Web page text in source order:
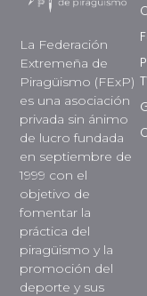
La Federación
Extremeña de
Piragüismo (FExP)
es una asociación
privada sin ánimo
de lucro fundada
en septiembre de
1999 con el
objetivo de
fomentar la
práctica del
piragüismo y la
promoción del
deporte y sus